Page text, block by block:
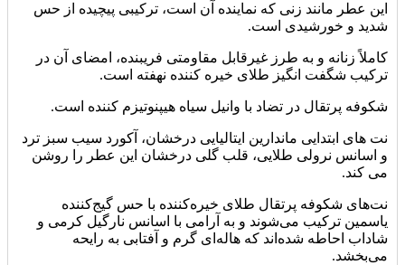
این عطر مانند زنی که نماینده آن است، ترکیبی پیچیده از حس
شدید و خورشیدی است.
کاملاً زنانه و به طرز غیرقابل مقاومتی فریبنده، امضای آن در
ترکیب شگفت انگیز طلای خیره کننده نهفته است.
شکوفه پرتقال در تضاد با وانیل سیاه هیپنوتیزم کننده است.
نت های ابتدایی ماندارین ایتالیایی درخشان، آکورد سیب سبز ترد
و اسانس نرولی طلایی، قلب گلی درخشان این عطر را روشن
می کند.
نت‌های شکوفه پرتقال طلای خیره‌کننده با حس گیج‌کننده
یاسمین ترکیب می‌شوند و به آرامی با اسانس نارگیل کرمی و
شاداب احاطه شده‌اند که هاله‌ای گرم و آفتابی به رایحه
می‌بخشد.